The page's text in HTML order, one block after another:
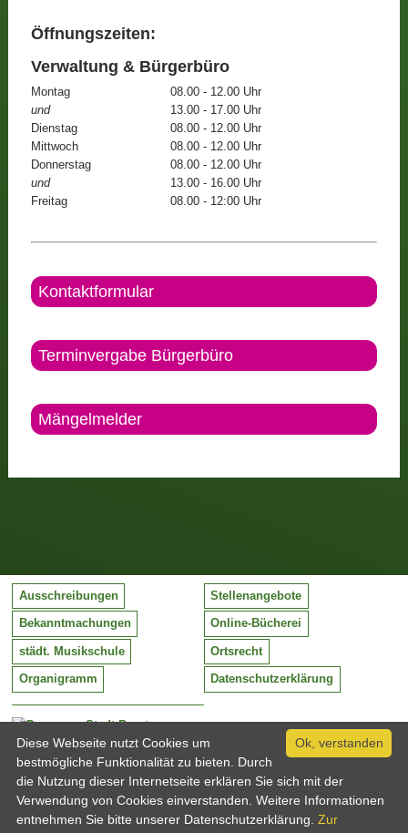
Öffnungszeiten:
Verwaltung & Bürgerbüro
Montag
08.00 - 12.00 Uhr
und
13.00 - 17.00 Uhr
Dienstag
08.00 - 12.00 Uhr
Mittwoch
08.00 - 12.00 Uhr
Donnerstag
08.00 - 12.00 Uhr
und
13.00 - 16.00 Uhr
Freitag
08.00 - 12:00 Uhr
Kontaktformular
Terminvergabe Bürgerbüro
Mängelmelder
Stadt Barntrup
Mittelstraße 38
32683 Barntrup
Tel:
Email:
05263 / 409-0
info@barntrup.de
Ausschreibungen Stellenangebote
Bekanntmachungen Online-Bücherei
städt. Musikschule Ortsrecht
Organigramm Datenschutzerklärung
Ok, verstanden
Diese Webseite nutzt Cookies um
bestmögliche Funktionalität zu bieten. Durch
die Nutzung dieser Internetseite erklären Sie sich mit der
Verwendung von Cookies einverstanden. Weitere Informationen
entnehmen Sie bitte unserer Datenschutzerklärung. Zur